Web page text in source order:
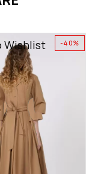
-40%
Wishlist